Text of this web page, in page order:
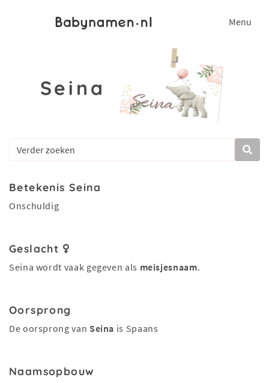
Menu
Seina
Betekenis Seina
Onschuldig
Geslacht
Seina wordt vaak gegeven als meisjesnaam.
Oorsprong
De oorsprong van Seina is Spaans
Naamsopbouw